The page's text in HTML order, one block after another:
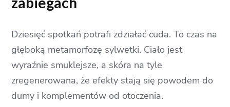
Dziesięć spotkań potrafi zdziałać cuda. To czas na
głęboką metamorfozę sylwetki. Ciało jest
wyraźnie smuklejsze, a skóra na tyle
zregenerowana, że efekty stają się powodem do
dumy i komplementów od otoczenia.